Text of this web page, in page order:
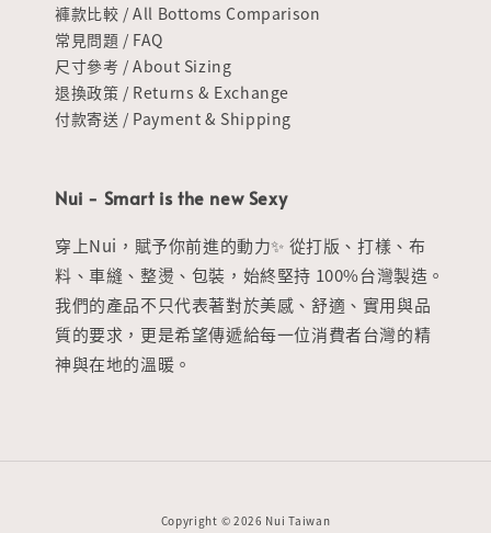
褲款比較 / All Bottoms Comparison
常見問題 / FAQ
尺寸參考 / About Sizing
退換政策 / Returns & Exchange
付款寄送 / Payment & Shipping
Nui - Smart is the new Sexy
穿上Nui，賦予你前進的動力✨ 從打版、打樣、布
料、車縫、整燙、包裝，始終堅持 100%台灣製造。
我們的產品不只代表著對於美感、舒適、實用與品
質的要求，更是希望傳遞給每一位消費者台灣的精
神與在地的溫暖。
Copyright © 2026 Nui Taiwan